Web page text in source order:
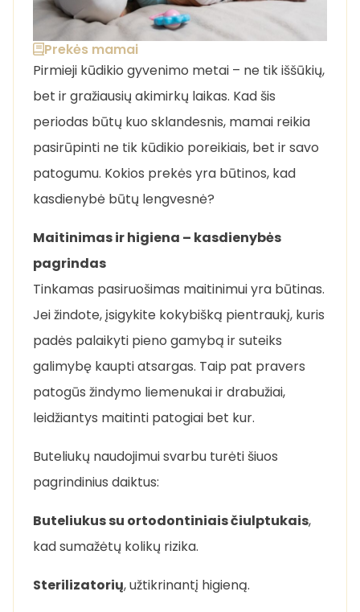
Prekės mamai
Pirmieji kūdikio gyvenimo metai – ne tik iššūkių,
bet ir gražiausių akimirkų laikas. Kad šis
periodas būtų kuo sklandesnis, mamai reikia
pasirūpinti ne tik kūdikio poreikiais, bet ir savo
patogumu. Kokios prekės yra būtinos, kad
kasdienybė būtų lengvesnė?
Maitinimas ir higiena – kasdienybės
pagrindas
Tinkamas pasiruošimas maitinimui yra būtinas.
Jei žindote, įsigykite kokybišką pientraukį, kuris
padės palaikyti pieno gamybą ir suteiks
galimybę kaupti atsargas. Taip pat pravers
patogūs žindymo liemenukai ir drabužiai,
leidžiantys maitinti patogiai bet kur.
Buteliukų naudojimui svarbu turėti šiuos
pagrindinius daiktus:
Buteliukus su ortodontiniais čiulptukais,
kad sumažėtų kolikų rizika.
Sterilizatorių, užtikrinantį higieną.